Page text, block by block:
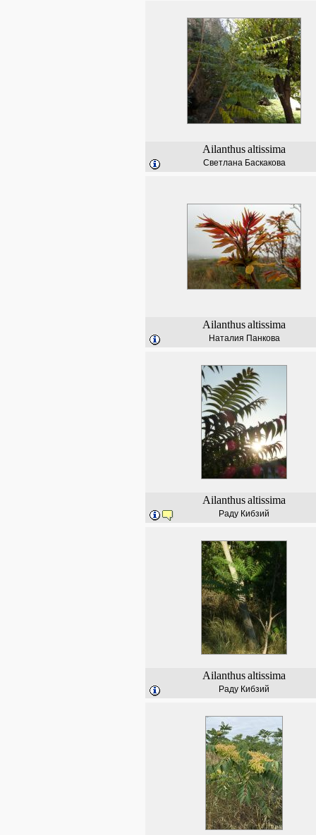
Ailanthusaltissima
Светлана Баскакова
Ailanthusaltissima
Наталия Панкова
Ailanthusaltissima
Раду Кибзий
Ailanthusaltissima
Раду Кибзий